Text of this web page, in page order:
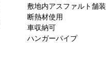
敷地内アスファルト舗装
断熱材使用
車収納可
ハンガーパイプ